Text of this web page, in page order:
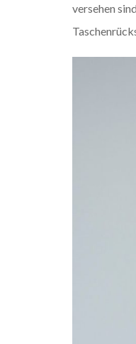
versehen